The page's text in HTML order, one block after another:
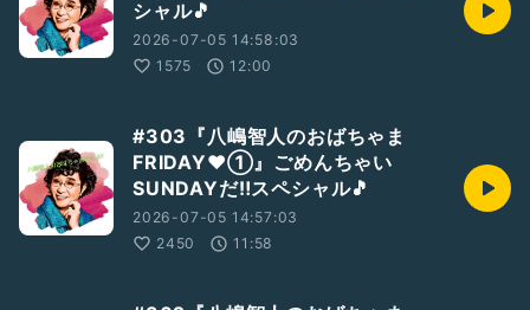
シャル🎵
2026-07-05 14:58:03
1575
12:00
#303『八嶋智人のおばちゃま
FRIDAY❤①』ごめんちゃい
SUNDAYだ‼️スペシャル🎵
2026-07-05 14:57:03
2450
11:58